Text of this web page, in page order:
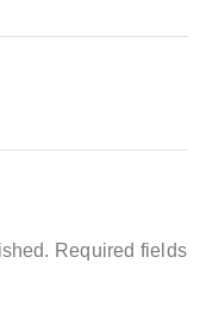
Required fields